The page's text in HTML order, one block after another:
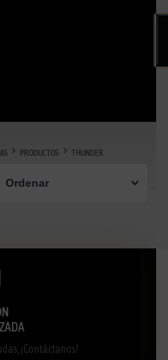
PRODUCTOS THUNDER
¡Contáctanos!